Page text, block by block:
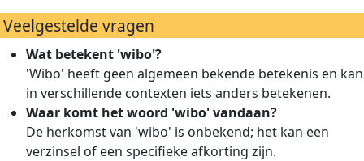
Veelgestelde vragen
Wat betekent 'wibo'?
'Wibo' heeft geen algemeen bekende betekenis en kan
in verschillende contexten iets anders betekenen.
Waar komt het woord 'wibo' vandaan?
De herkomst van 'wibo' is onbekend; het kan een
verzinsel of een specifieke afkorting zijn.